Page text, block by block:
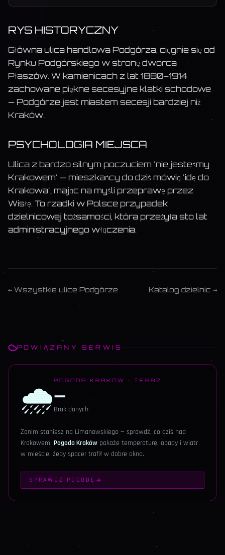
RYS HISTORYCZNY
Główna ulica handlowa Podgórza, ciągnie się od
Rynku Podgórskiego w stronę dworca
Płaszów. W kamienicach z lat 1880–1914
zachowane piękne secesyjne klatki schodowe
— Podgórze jest miastem secesji bardziej niż
Kraków.
PSYCHOLOGIA MIEJSCA
Ulica z bardzo silnym poczuciem 'nie jesteśmy
Krakowem' — mieszkańcy do dziś mówią 'idę do
Krakowa', mając na myśli przeprawę przez
Wisłę. To rzadki w Polsce przypadek
dzielnicowej tożsamości, która przeżyła sto lat
administracyjnego włączenia.
← Wszystkie ulice Podgórze Katalog dzielnic →
POWIĄZANY SERWIS
🌧️ POGODA KRAKÓW · TERAZ
—
Brak danych
Zanim staniesz na Limanowskiego — sprawdź, co dziś nad
Krakowem. Pogoda Kraków pokaże temperaturę, opady i wiatr
w mieście, żeby spacer trafił w dobre okno.
SPRAWDŹ POGODĘ